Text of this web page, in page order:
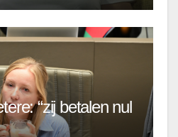
“zij betalen nul